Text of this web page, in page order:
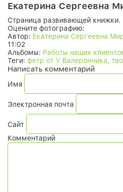
Екатерина Сергеевна
Страница развивающей книжки.
Оцените фотографию:
Автор: Екатерина Сергеевна
11:02
Альбомы: Работы наших
Теги: фетр от У Валерончика,
Написать комментарий
Имя
Электронная почта
Сайт
Комментарий